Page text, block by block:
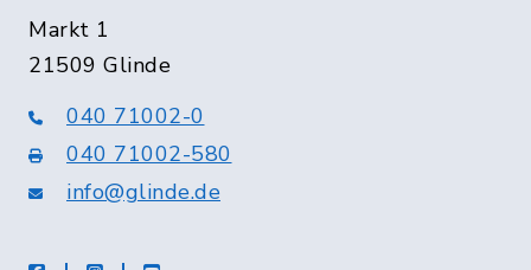
Markt 1
21509 Glinde
040 71002-0
040 71002-580
info@glinde.de